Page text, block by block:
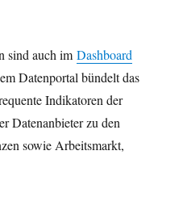
sind auch imDashboard
Datenportal bündelt das
Indikatoren der
Datenanbieter zu den
sowie Arbeitsmarkt,